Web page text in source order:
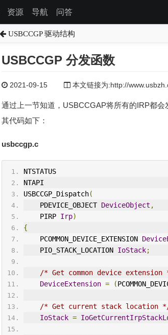
资源 导航 问答
USBCCGP 驱动结构
USBCCGP 分发函数
2021-09-15 本文链接为:http://
通过上一节知道，USBCCGAP将所有的IRP都会
其代码如下：
usbccgp.c
NTSTATUS
NTAPI
USBCCGP_Dispatch(
    PDEVICE_OBJECT
DeviceObject ,
    PIRP
Irp)
{
    PCOMMON_DEVICE_EXTENSION
    PIO_ST
ACK_LOCATION IoStack;
/* Get common device extension
DeviceExtension = (
/* Get current stack location
IoStack =